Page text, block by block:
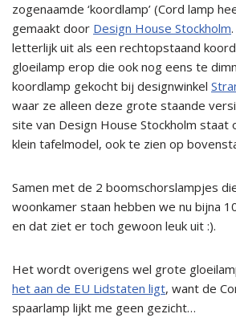
zogenaamde ‘koordlamp’ (Cord lamp
gemaakt door Design House Stockholm
letterlijk uit als een rechtopstaand
gloeilamp erop die ook nog eens te
koordlamp gekocht bij designwinkel
waar ze alleen deze grote staande
site van Design House Stockholm staat
klein tafelmodel, ook te zien op
Samen met de 2 boomschorslampjes
woonkamer staan hebben we nu bijna
en dat ziet er toch gewoon leuk uit :).
Het wordt overigens wel grote
het aan de EU Lidstaten ligt, want de
spaarlamp lijkt me geen gezicht…